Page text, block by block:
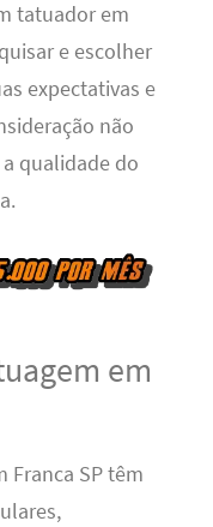
tatuador em
e escolher
expectativas e
não
qualidade do
em
Franca SP têm